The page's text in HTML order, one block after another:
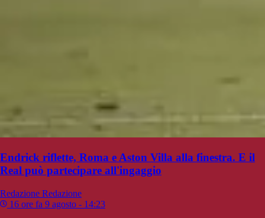
Endrick riflette, Roma e Aston Villa alla finestra. E il
Real può partecipare all'ingaggio
Redazione Redazione
16 ore fa 9 agosto - 14:23